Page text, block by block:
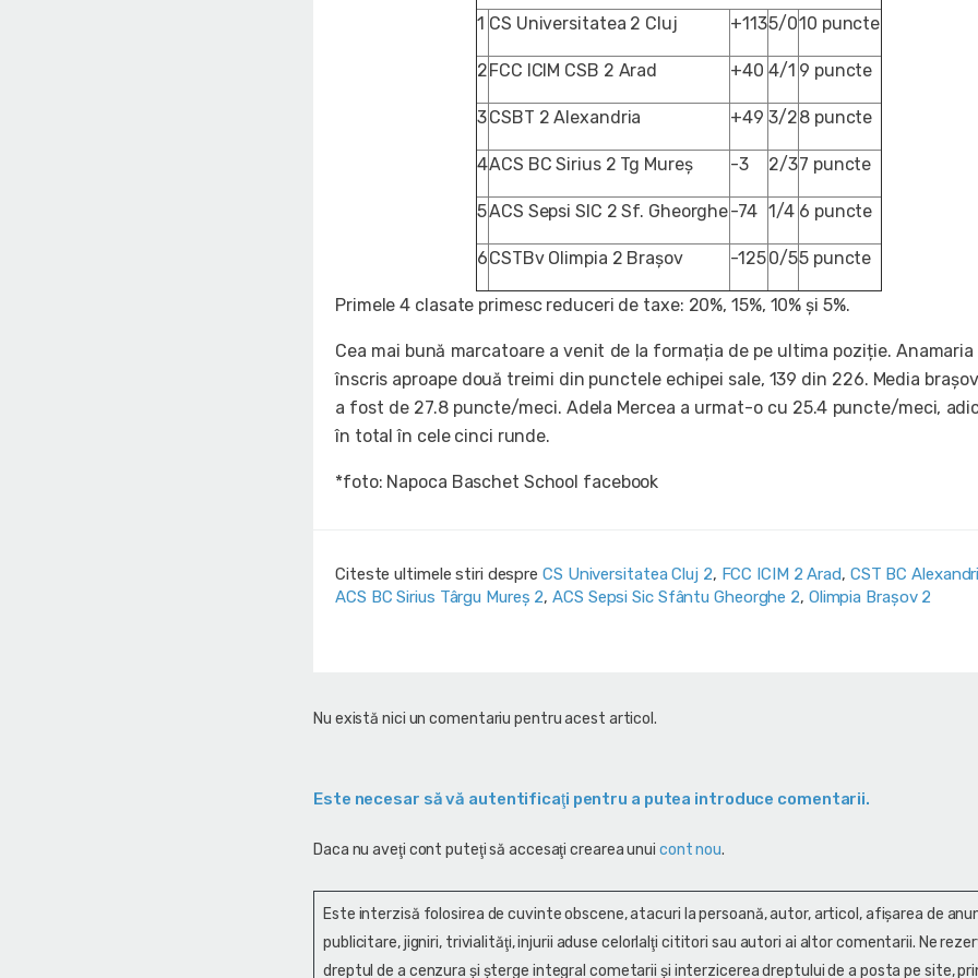
1 CS Universitatea 2 Cluj +1135/010 puncte
2FCC ICIM CSB 2 Arad +40 4/1 9 puncte
3CSBT 2 Alexandria +49 3/28 puncte
4ACS BC Sirius 2 Tg Mureș -3 2/37 puncte
5ACS Sepsi SIC 2 Sf. Gheorghe-74 1/4 6 puncte
6CSTBv Olimpia 2 Brașov -1250/55 puncte
Primele 4 clasate primesc reduceri de taxe: 20%, 15%, 10% și 5%.
Cea mai bună marcatoare a venit de la formația de pe ultima poziție. Anamaria
înscris aproape două treimi din punctele echipei sale, 139 din 226. Media
a fost de 27.8 puncte/meci. Adela Mercea a urmat-o cu 25.4 puncte/meci,
în total în cele cinci runde.
*foto: Napoca Baschet School facebook
Citeste ultimele stiri despre CS Universitatea Cluj 2, FCC ICIM 2 Arad, CST BC
ACS BC Sirius Târgu Mureș 2,ACS Sepsi Sic Sfântu Gheorghe 2, Olimpia Brașov 2
Nu există nici un comentariu pentru acest articol.
Este necesar să vă autentificaţi pentru a putea introduce comentarii.
Daca nu aveţi cont puteţi să accesaţi crearea unui cont nou.
Este interzisă folosirea de cuvinte obscene, atacuri la persoană, autor, articol, afişarea de
publicitare, jigniri, trivialităţi, injurii aduse celorlalţi cititori sau autori ai altor comentarii. Ne
dreptul de a cenzura și şterge integral cometarii și interzicerea dreptului de a posta pe site,